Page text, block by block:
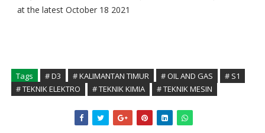
at the latest October 18 2021
Tags # D3 # KALIMANTAN TIMUR # OIL AND GAS
# S1
# TEKNIK ELEKTRO
# TEKNIK KIMIA # TEKNIK MESIN